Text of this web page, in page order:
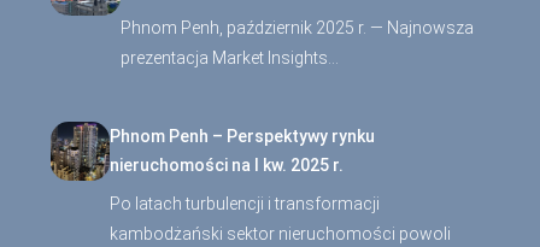
Phnom Penh, październik 2025 r. — Najnowsza
prezentacja Market Insights…
Phnom Penh – Perspektywy rynku
nieruchomości na I kw. 2025 r.
Po latach turbulencji i transformacji
kambodżański sektor nieruchomości powoli